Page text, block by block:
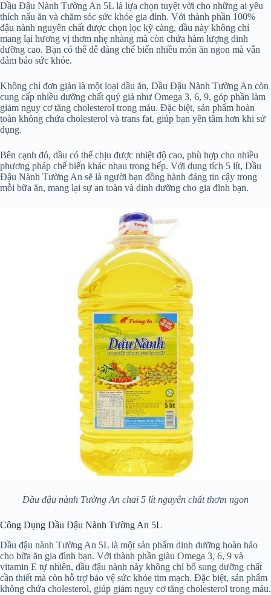
Dầu Đậu Nành Tường An 5L là lựa chọn tuyệt vời cho những ai yêu
thích nấu ăn và chăm sóc sức khỏe gia đình. Với thành phần 100%
đậu nành nguyên chất được chọn lọc kỹ càng, dầu này không chỉ
mang lại hương vị thơm nhẹ nhàng mà còn chứa hàm lượng dinh
dưỡng cao. Bạn có thể dễ dàng chế biến nhiều món ăn ngon mà vẫn
đảm bảo sức khỏe.
Không chỉ đơn giản là một loại dầu ăn, Dầu Đậu Nành Tường An còn
cung cấp nhiều dưỡng chất quý giá như Omega 3, 6, 9, góp phần làm
giảm nguy cơ tăng cholesterol trong máu. Đặc biệt, sản phẩm hoàn
toàn không chứa cholesterol và trans fat, giúp bạn yên tâm hơn khi sử
dụng.
Bên cạnh đó, dầu có thể chịu được nhiệt độ cao, phù hợp cho nhiều
phương pháp chế biến khác nhau trong bếp. Với dung tích 5 lít, Dầu
Đậu Nành Tường An sẽ là người bạn đồng hành đáng tin cậy trong
mỗi bữa ăn, mang lại sự an toàn và dinh dưỡng cho gia đình bạn.
Dầu đậu nành Tường An chai 5 lít nguyên chất thơm ngon
Công Dụng Dầu Đậu Nành Tường An 5L
Dầu đậu nành Tường An 5L là một sản phẩm dinh dưỡng hoàn hảo
cho bữa ăn gia đình bạn. Với thành phần giàu Omega 3, 6, 9 và
vitamin E tự nhiên, dầu đậu nành này không chỉ bổ sung dưỡng chất
cần thiết mà còn hỗ trợ bảo vệ sức khỏe tim mạch. Đặc biệt, sản phẩm
không chứa cholesterol, giúp giảm nguy cơ tăng cholesterol trong máu.